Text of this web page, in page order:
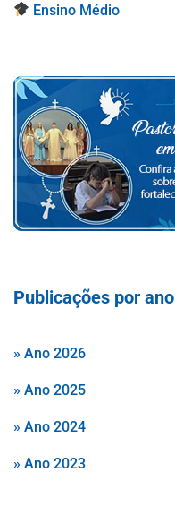
Ensino Médio
Publicações por ano
» Ano 2026
» Ano 2025
» Ano 2024
» Ano 2023